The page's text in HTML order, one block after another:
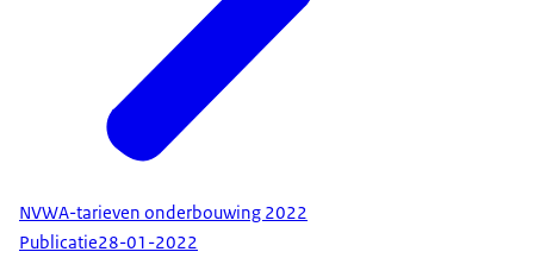
NVWA-tarieven onderbouwing 2022
Publicatie28-01-2022